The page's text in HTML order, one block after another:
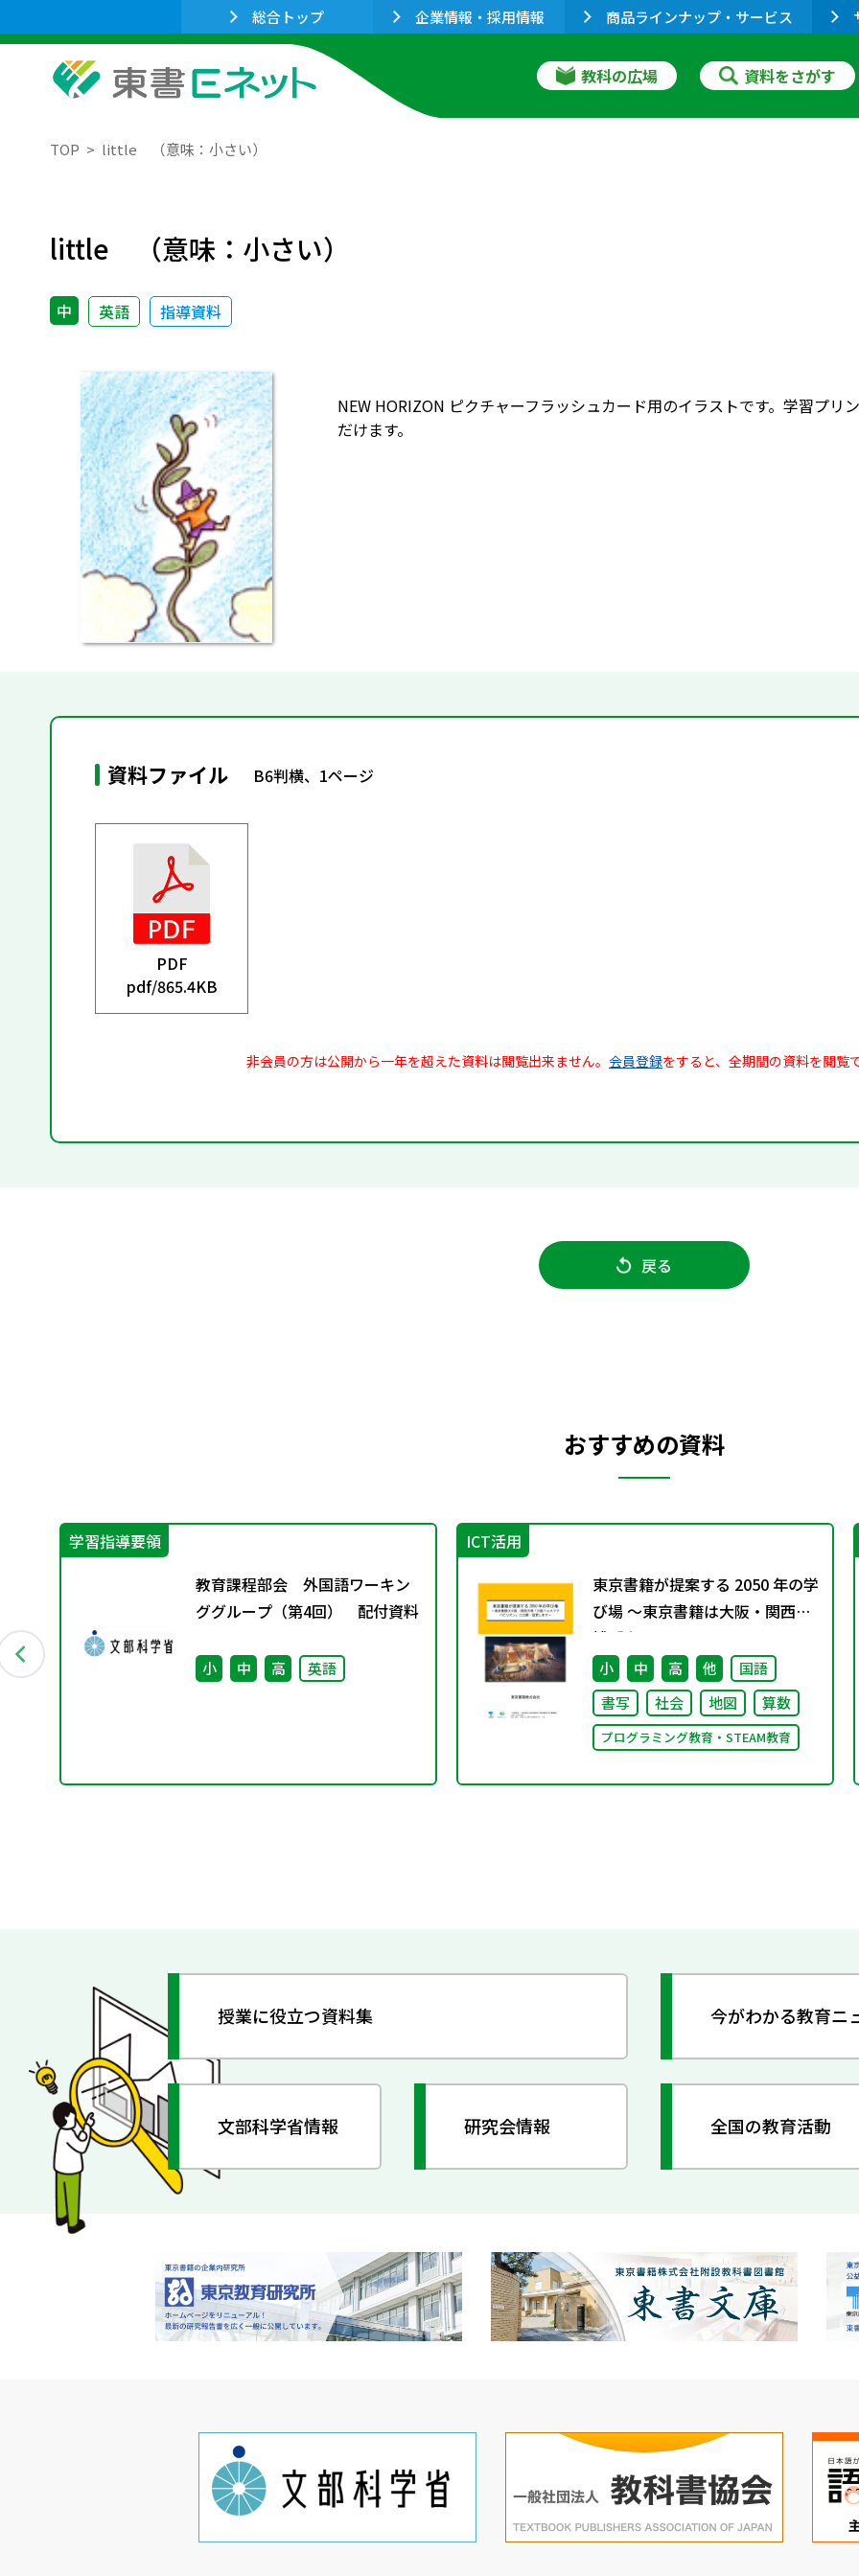
総合トップ 企業情報・採用情報 商品ラインナップ・サービス
教科の広場 資料をさがす
TOP little （意味：小さい）
little （意味：小さい）
中 英語 指導資料
NEW HORIZON ピクチャーフラッシュカード用のイラストです。学習プ
だけます。
資料ファイル B6判横、1ページ
PDF
pdf/865.4KB
非会員の方は公開から一年を超えた資料は閲覧出来ません。 会員登録をすると、全期間の資料を閲覧
戻る
おすすめの資料
学習指導要領
教育課程部会 外国語ワーキン
ググループ（第4回） 配付資料
小 中 高 英語
ICT活用
東京書籍が提案する 2050 年の学
び場 ～東京書籍は大阪・関西万
博「大阪ヘルスケア パビリオ
ン」に出展・協賛します～
小 中 高 他
国語
書写
社会 地図 算数
プログラミング教育・STEAM教育
授業に役立つ資料集 今がわかる教育ニ
文部科学省情報 研究会情報 全国の教育活動